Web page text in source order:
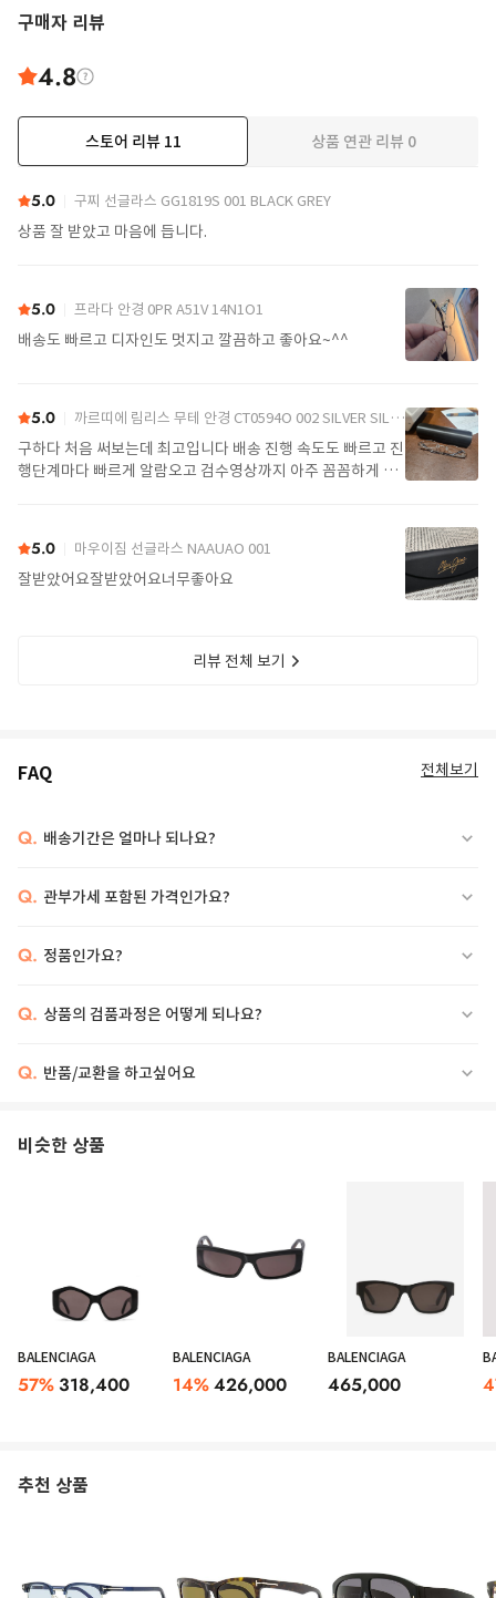
구매자 리뷰
4.8
스토어 리뷰 11 상품 연관 리뷰 0
5.0 구찌 선글라스 GG1819S 001 BLACK GREY
상품 잘 받았고 마음에 듭니다.
5.0 프라다 안경 0PR A51V 14N1O1
배송도 빠르고 디자인도 멋지고 깔끔하고 좋아요~^^
5.0 까르띠에 림리스 무테 안경 CT0594O 002 SILVER SILVER TRANSPARENT
구하다 처음 써보는데 최고입니다 배송 진행 속도도 빠르고 진
행단계마다 빠르게 알람오고 검수영상까지 아주 꼼꼼하게 찍
5.0 마우이짐 선글라스 NAAUAO 001
잘받았어요잘받았어요너무좋아요
리뷰 전체 보기
FAQ 전체보기
Q. 배송기간은 얼마나 되나요?
Q. 관부가세 포함된 가격인가요?
Q. 정품인가요?
Q. 상품의 검품과정은 어떻게 되나요?
Q. 반품/교환을 하고싶어요
비슷한 상품
BALENCIAGA
57% 318,400
BALENCIAGA
14%426,000
BALENCIAGA
465,000
추천 상품